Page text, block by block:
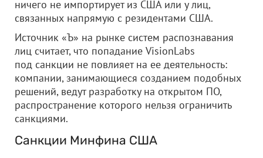
ничего не импортирует из США или у лиц,
связанных напрямую с резидентами США.
Источник «Ъ» на рынке систем распознавания
лиц считает, что попадание VisionLabs
под санкции не повлияет на ее деятельность:
компании, занимающиеся созданием подобных
решений, ведут разработку на открытом ПО,
распространение которого нельзя ограничить
санкциями.
Санкции Минфина США